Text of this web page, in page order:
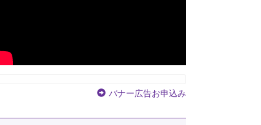
バナー広告お申込み